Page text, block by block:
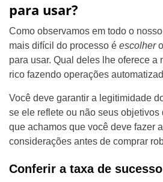
para usar?
Como observamos em todo o
mais difícil do processo é escolhero
para usar. Qual deles lhe oferece a
rico fazendo operações
Você deve garantir a legitimidade
se ele reflete ou não seus objetivos
que achamos que você deve fazer
considerações antes de comprar
Conferir a taxa de sucesso